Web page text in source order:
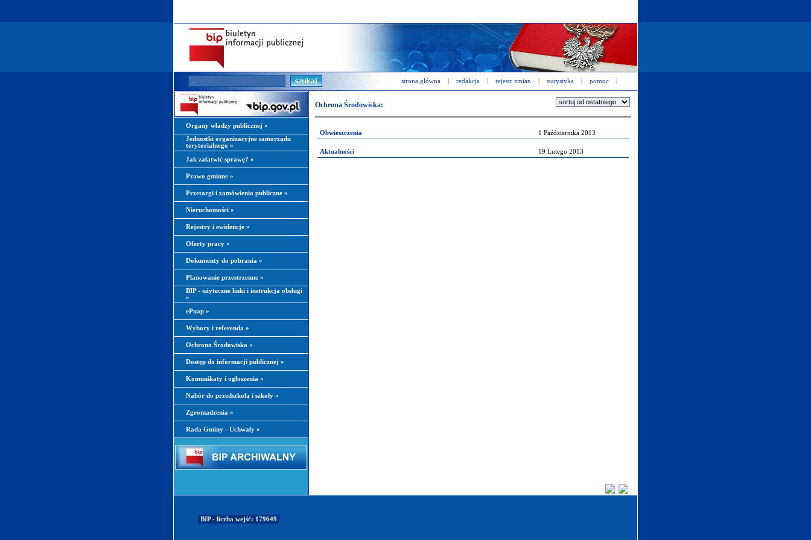
strona główna redakcja rejestr zmian statystyka pomoc
Organy władzy publicznej »
Jednostki organizacyjne samorządu
terytorialnego »
Jak załatwić sprawę? »
Prawo gminne »
Przetargi i zamówienia publiczne »
Nieruchomości »
Rejestry i ewidencje »
Oferty pracy »
Dokumenty do pobrania »
Planowanie przestrzenne »
BIP - użyteczne linki i instrukcja obsługi
»
ePuap »
Wybory i referenda »
Ochrona Środowiska »
Dostęp do informacji publicznej »
Komunikaty i ogłoszenia »
Nabór do przedszkola i szkoły »
Zgromadzenia »
Rada Gminy - Uchwały »
Ochrona Środowiska:
Obwieszczenia 1 Października 2013
Aktualności 19 Lutego 2013
BIP - liczba wejść: 179649